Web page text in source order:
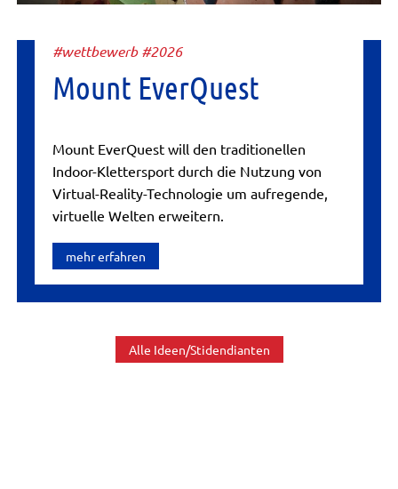
#wettbewerb #2026
Mount EverQuest
Mount EverQuest will den traditionellen
Indoor-Klettersport durch die Nutzung von
Virtual-Reality-Technologie um aufregende,
virtuelle Welten erweitern.
mehr erfahren
Alle Ideen/Stidendianten